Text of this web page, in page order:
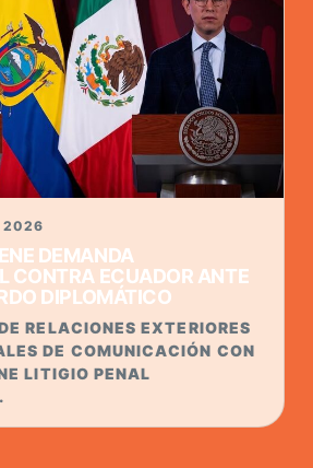
2026
DEMANDA
CONTRA ECUADOR ANTE
DIPLOMÁTICO
RELACIONES EXTERIORES
DE COMUNICACIÓN CON
LITIGIO PENAL